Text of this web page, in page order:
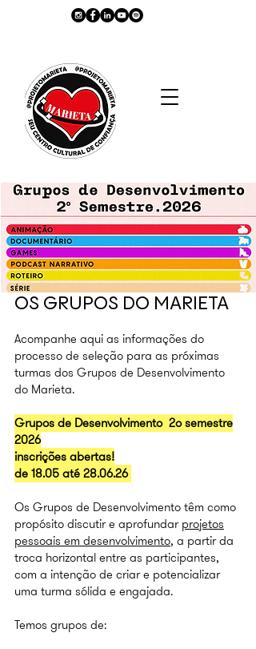
OS GRUPOS DO MARIETA
Acompanhe aqui as informações do
processo de seleção para as próximas
turmas dos Grupos de Desenvolvimento
do Marieta.
Grupos de Desenvolvimento 2º semestre
2026
inscrições abertas!
de 18.05 até 28.06.26
Os Grupos de Desenvolvimento têm como
propósito discutir e aprofundarprojetos
pessoais em desenvolvimento, a partir da
troca horizontal entre as participantes,
com a intenção de criar e potencializar
uma turma sólida e engajada.
Temos grupos de: